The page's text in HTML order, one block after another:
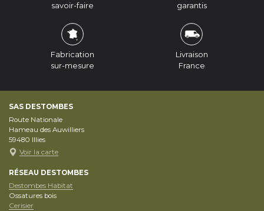
savoir-faire
garantis
Fabrication
sur-mesure
Livraison
France
SAS DESTOMBES
Route Nationale
Hameau des Auwilliers
59480 Illies
Voir la carte
RÉSEAU DESTOMBES
Destombes Habitat
Ossatures bois
Cerisier